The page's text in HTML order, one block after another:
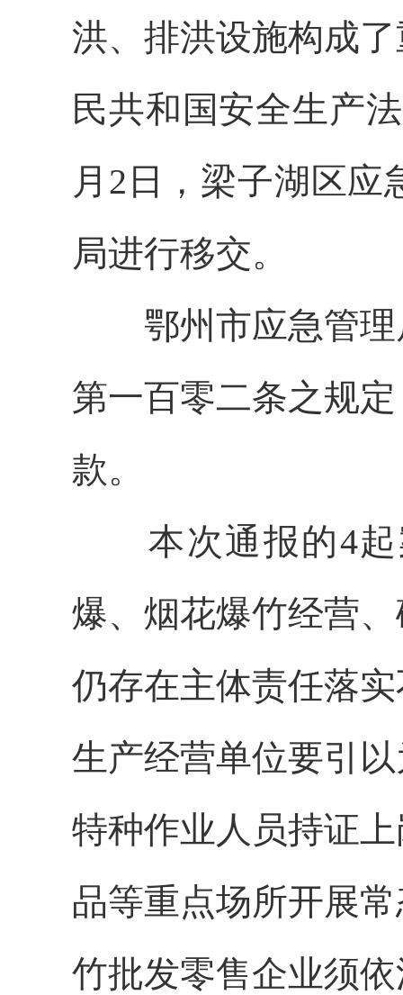
洪、排洪设施构成
民共和国安全生产
月2日，梁子湖区
局进行移交。
鄂州市应急管理
第一百零二条之规
款。
本次通报的4起
爆、烟花爆竹经营
仍存在主体责任落
生产经营单位要引
特种作业人员持证
品等重点场所开展
竹批发零售企业须